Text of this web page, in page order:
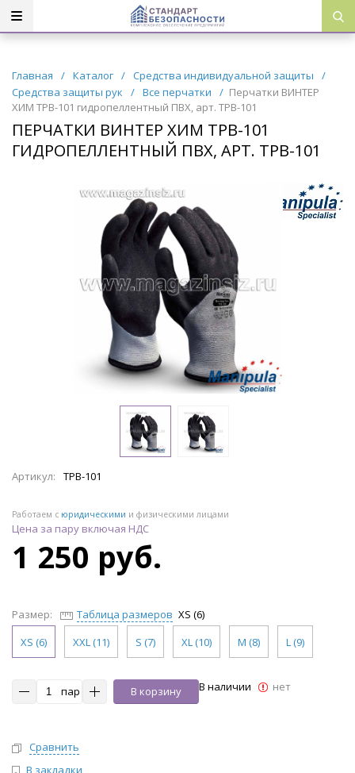
Главная / Каталог / Средства индивидуальной защиты
/
Средства защиты рук
/ Все перчатки / Перчатки ВИНТЕР
ХИМ TPB-101 гидропеллентный ПВХ, арт. TPB-101
ПЕРЧАТКИ ВИНТЕР ХИМ TPB-101
ГИДРОПЕЛЛЕНТНЫЙ ПВХ, АРТ. TPB-101
Артикул: TPB-101
Работаем с юридическими и физическими лицами
Цена за пару включая НДС
1 250 руб.
Размер: Таблица размеров XS (6)
XS (6)
XXL (11) S (7) XL (10) M (8) L (9)
пар В корзину В наличии нет
Сравнить
В закладки